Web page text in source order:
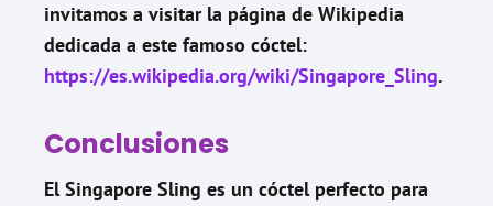
invitamos a visitar la página de Wikipedia
dedicada a este famoso cóctel:
https://es.wikipedia.org/wiki/Singapore_Sling.
Conclusiones
El Singapore Sling es un cóctel perfecto para